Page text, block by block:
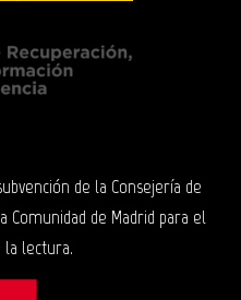
de la Consejería de
Comunidad de Madrid para el
lectura.